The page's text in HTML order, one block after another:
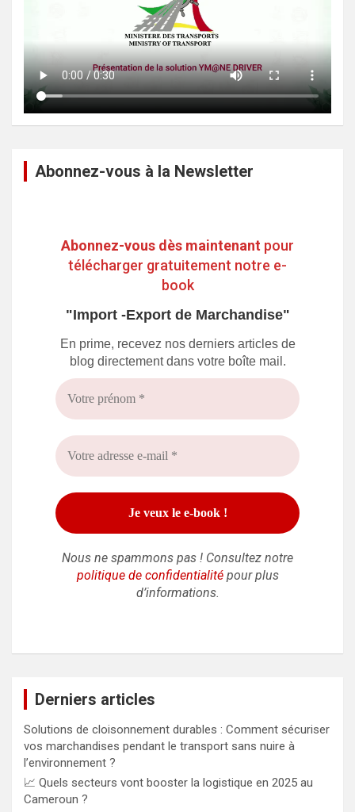
Abonnez-vous à la Newsletter
Abonnez-vous dès maintenant pour
télécharger gratuitement notre e-
book
"Import -Export de Marchandise"
En prime, recevez nos derniers articles de
blog directement dans votre boîte mail.
Nous ne spammons pas ! Consultez notre
politique de confidentialitépour plus
d’informations.
Derniers articles
Solutions de cloisonnement durables : Comment sécuriser
vos marchandises pendant le transport sans nuire à
l’environnement ?
📈 Quels secteurs vont booster la logistique en 2025 au
Cameroun ?